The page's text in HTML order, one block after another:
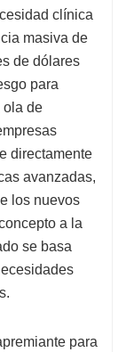
clínica
masiva de
de dólares
para
ola de
directamente
avanzadas,
los nuevos
a la
se basa
para